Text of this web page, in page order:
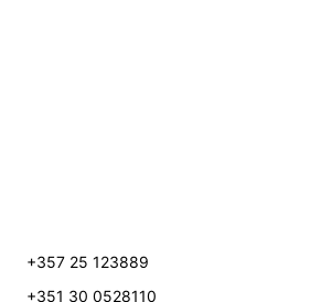
+357 25 123889
+351 30 0528110